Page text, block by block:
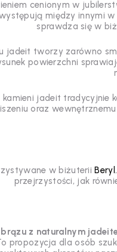
cenionym w
między innymi
sprawdza się w
jadeit tworzy zarówno
powierzchni
kamieni jadeit tradycyjnie
oraz
w biżuterii
przejrzystości, jak
z naturalnym
propozycja dla osób